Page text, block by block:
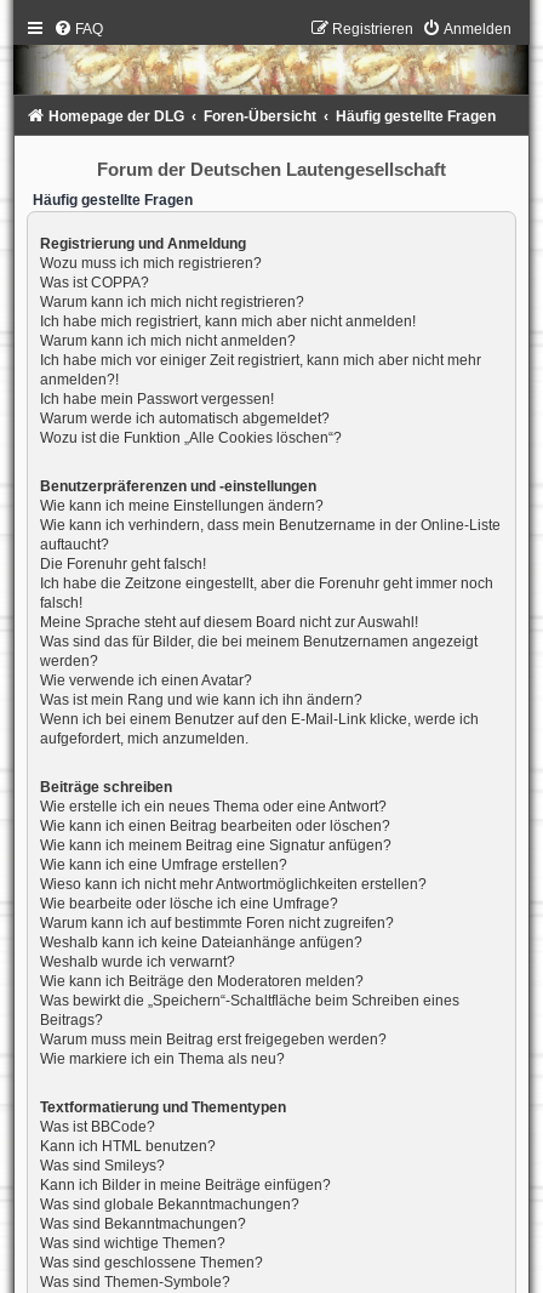
FAQ Anmelden
Registrieren
Homepage der DLG Foren-Übersicht Häufig gestellte Fragen
Forum der Deutschen Lautengesellschaft
Häufig gestellte Fragen
Registrierung und Anmeldung
Wozu muss ich mich registrieren?
Was ist COPPA?
Warum kann ich mich nicht registrieren?
Ich habe mich registriert, kann mich aber nicht anmelden!
Warum kann ich mich nicht anmelden?
Ich habe mich vor einiger Zeit registriert, kann mich aber nicht mehr
anmelden?!
Ich habe mein Passwort vergessen!
Warum werde ich automatisch abgemeldet?
Wozu ist die Funktion „Alle Cookies löschen“?
Benutzerpräferenzen und -einstellungen
Wie kann ich meine Einstellungen ändern?
Wie kann ich verhindern, dass mein Benutzername in der Online-Liste
auftaucht?
Die Forenuhr geht falsch!
Ich habe die Zeitzone eingestellt, aber die Forenuhr geht immer noch
falsch!
Meine Sprache steht auf diesem Board nicht zur Auswahl!
Was sind das für Bilder, die bei meinem Benutzernamen angezeigt
werden?
Wie verwende ich einen Avatar?
Was ist mein Rang und wie kann ich ihn ändern?
Wenn ich bei einem Benutzer auf den E-Mail-Link klicke, werde ich
aufgefordert, mich anzumelden.
Beiträge schreiben
Wie erstelle ich ein neues Thema oder eine Antwort?
Wie kann ich einen Beitrag bearbeiten oder löschen?
Wie kann ich meinem Beitrag eine Signatur anfügen?
Wie kann ich eine Umfrage erstellen?
Wieso kann ich nicht mehr Antwortmöglichkeiten erstellen?
Wie bearbeite oder lösche ich eine Umfrage?
Warum kann ich auf bestimmte Foren nicht zugreifen?
Weshalb kann ich keine Dateianhänge anfügen?
Weshalb wurde ich verwarnt?
Wie kann ich Beiträge den Moderatoren melden?
Was bewirkt die „Speichern“-Schaltfläche beim Schreiben eines
Beitrags?
Warum muss mein Beitrag erst freigegeben werden?
Wie markiere ich ein Thema als neu?
Textformatierung und Thementypen
Was ist BBCode?
Kann ich HTML benutzen?
Was sind Smileys?
Kann ich Bilder in meine Beiträge einfügen?
Was sind globale Bekanntmachungen?
Was sind Bekanntmachungen?
Was sind wichtige Themen?
Was sind geschlossene Themen?
Was sind Themen-Symbole?